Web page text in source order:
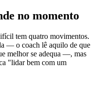
no momento
tem quatro movimentos.
— o coach lê aquilo de que
melhor se adequa —, mas
"lidar bem com um